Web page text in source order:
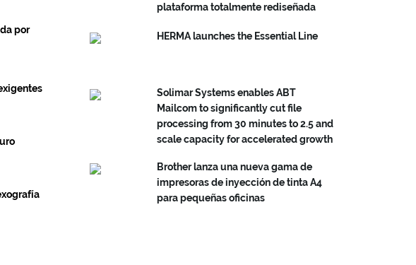
por
plataforma totalmente rediseñada
HERMA launches the Essential Line
Solimar Systems enables ABT
Mailcom to significantly cut file
processing from 30 minutes to 2.5 and
scale capacity for accelerated growth
Brother lanza una nueva gama de
impresoras de inyección de tinta A4
para pequeñas oficinas